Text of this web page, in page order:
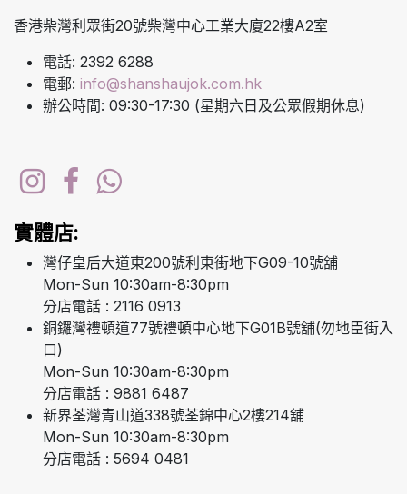
香港柴灣利眾街20號柴灣中心工業大廈22樓A2室
電話: 2392 6288
電郵: info@shanshaujok.com.hk
辦公時間: 09:30-17:30 (星期六日及公眾假期休息)
實體店:
灣仔皇后大道東200號利東街地下G09-10號舖
Mon-Sun 10:30am-8:30pm
分店電話 : 2116 0913
銅鑼灣禮頓道77號禮頓中心地下G01B號舖(勿地臣街入
口)
Mon-Sun 10:30am-8:30pm
分店電話 : 9881 6487
新界荃灣青山道338號荃錦中心2樓214舖
Mon-Sun 10:30am-8:30pm
分店電話 : 5694 0481